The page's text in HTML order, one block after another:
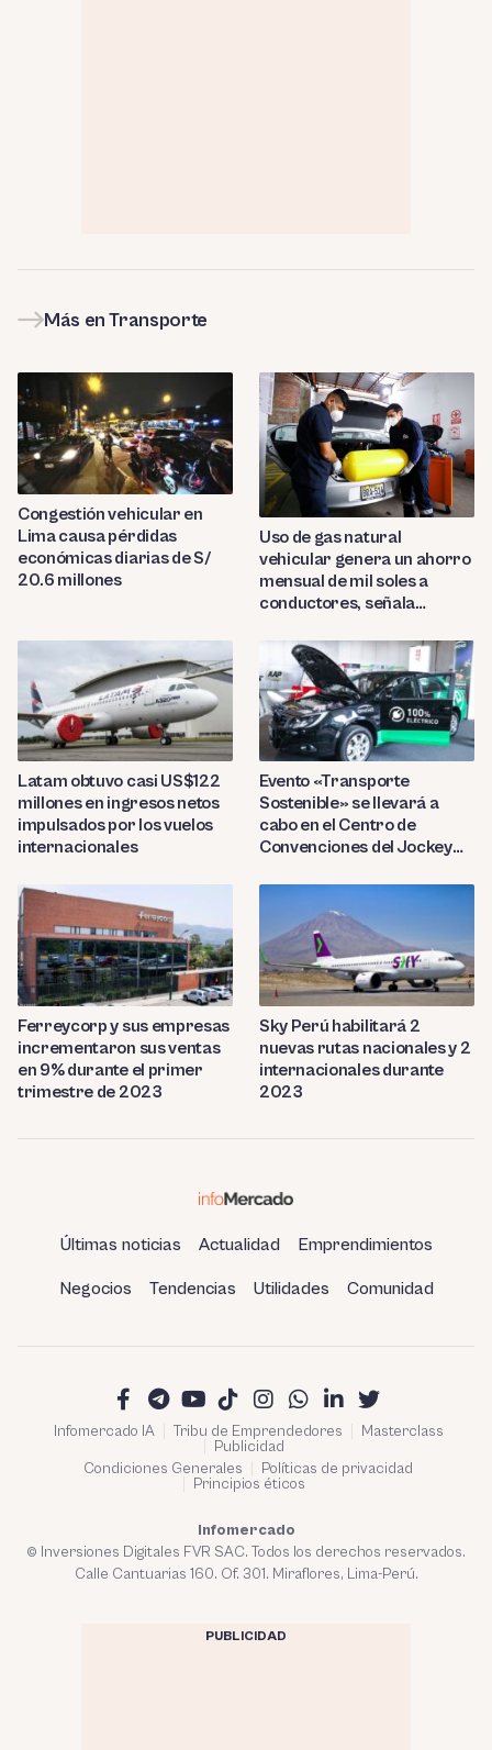
Más en Transporte
Congestión vehicular en
Lima causa pérdidas
económicas diarias de S/
20.6 millones
Uso de gas natural
vehicular genera un ahorro
mensual de mil soles a
conductores, señala
Latam obtuvo casi US$122
millones en ingresos netos
impulsados por los vuelos
internacionales
Evento «Transporte
Sostenible» se llevará a
cabo en el Centro de
Convenciones del Jockey
Ferreycorp y sus empresas
incrementaron sus ventas
en 9% durante el primer
trimestre de 2023
Sky Perú habilitará 2
nuevas rutas nacionales y 2
internacionales durante
2023
Últimas noticias Actualidad Emprendimientos
Negocios Tendencias Utilidades Comunidad
Infomercado IA Tribu de Emprendedores
Masterclass
Publicidad
Condiciones Generales
Políticas de privacidad
Principios éticos
Infomercado
© Inversiones Digitales FVR SAC. Todos los derechos reservados.
Calle Cantuarias 160. Of. 301. Miraflores, Lima-Perú.
PUBLICIDAD